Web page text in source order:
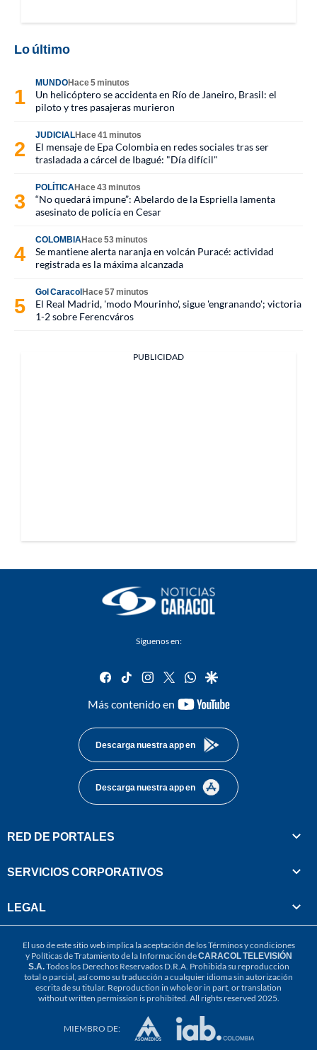
Lo último
MUNDOHace 5 minutos
Un helicóptero se accidenta en Río de Janeiro, Brasil: el
piloto y tres pasajeras murieron
JUDICIALHace 41 minutos
El mensaje de Epa Colombia en redes sociales tras ser
trasladada a cárcel de Ibagué: "Día difícil"
POLÍTICAHace 43 minutos
“No quedará impune”: Abelardo de la Espriella lamenta
asesinato de policía en Cesar
COLOMBIAHace 53 minutos
Se mantiene alerta naranja en volcán Puracé: actividad
registrada es la máxima alcanzada
Gol CaracolHace 57 minutos
El Real Madrid, 'modo Mourinho', sigue 'engranando'; victoria
1-2 sobre Ferencváros
PUBLICIDAD
Síguenos en:
facebook
tiktok instagram
twitterwhatsapp
google
Más contenido en
youtube-
Descarga nuestra app en
Descarga nuestra app en
RED DE PORTALES
SERVICIOS CORPORATIVOS
LEGAL
El uso de este sitio web implica la aceptación de losTérminos y condiciones
y Políticas de Tratamiento de la Información deCARACOL TELEVISIÓN
S.A.Todos los Derechos Reservados D.R.A. Prohibida su reproducción
total o parcial, así como su traducción a cualquier idioma sin autorización
escrita de su titular. Reproduction in whole or in part, or translation
without written permission is prohibited. All rights reserved 2025.
MIEMBRO DE: